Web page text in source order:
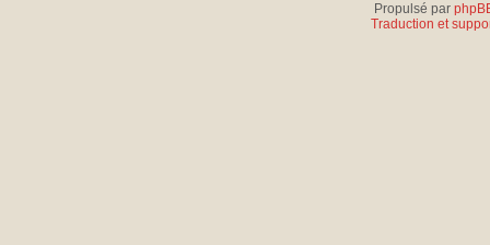
Propulsé par
Traduction et